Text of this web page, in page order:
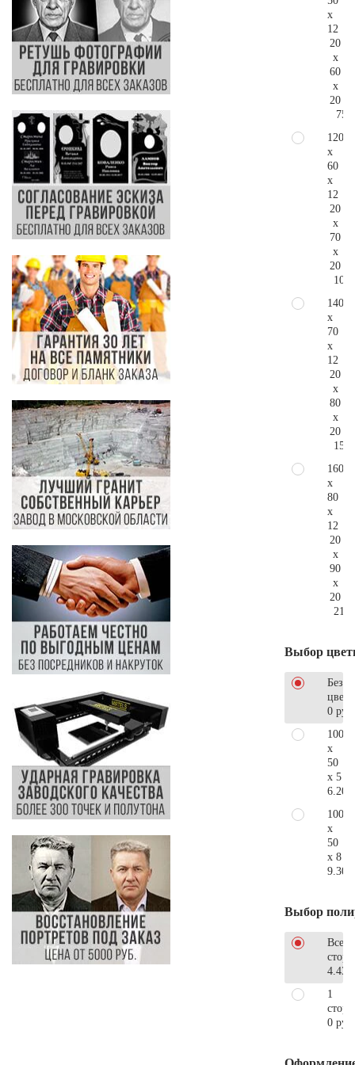
x
12
20
x
60
x
20
120
x
60
x
12
20
x
70
x
20
140
x
70
x
12
20
x
80
x
20
160
x
80
x
12
20
x
90
x
20
Выбор
Без
0 руб.
100
x
50
x 5
100
x
50
x 8
Выбор
Все
1
0 руб.